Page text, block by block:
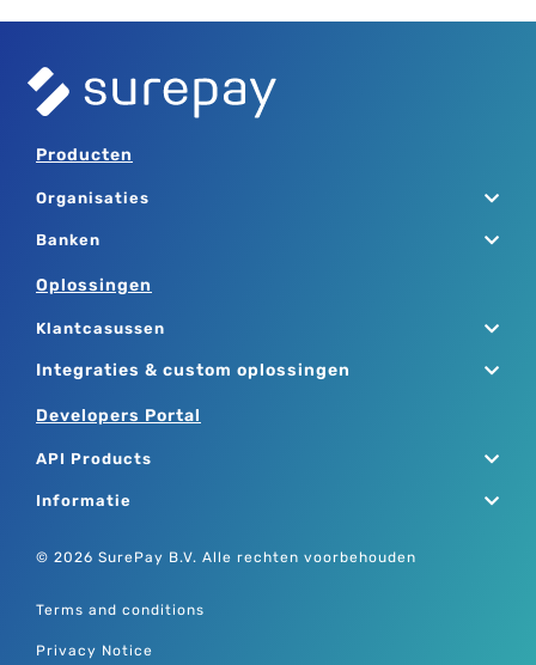
Producten
Organisaties
Banken
Oplossingen
Klantcasussen
Integraties & custom oplossingen
Developers Portal
API Products
Informatie
© 2026 SurePay B.V. Alle rechten voorbehouden
Terms and conditions
Privacy Notice